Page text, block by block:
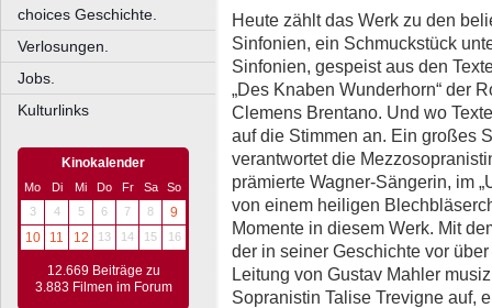
choices Geschichte.
Verlosungen.
Jobs.
Kulturlinks
Kinokalender
Mo Di Mi Do Fr Sa
So
3
4 5 6 7 8
9
10
11 12 13 14 15 16
12.669 Beiträge zu
3.883 Filmen im Forum
Heute zählt das Werk zu den
Sinfonien, ein Schmuckstück
Sinfonien, gespeist aus den
„Des Knaben Wunderhorn“ der
Clemens Brentano. Und wo
auf die Stimmen an. Ein großes
verantwortet die
prämierte Wagner-Sängerin, im
von einem heiligen
Momente in diesem Werk. Mit
der in seiner Geschichte vor
Leitung von Gustav Mahler
Sopranistin Talise Trevigne auf,